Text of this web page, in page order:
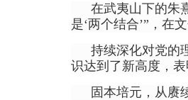
在武夷山下的朱
是‘两个结合’”，在
持续深化对党的
识达到了新高度，
固本培元，从